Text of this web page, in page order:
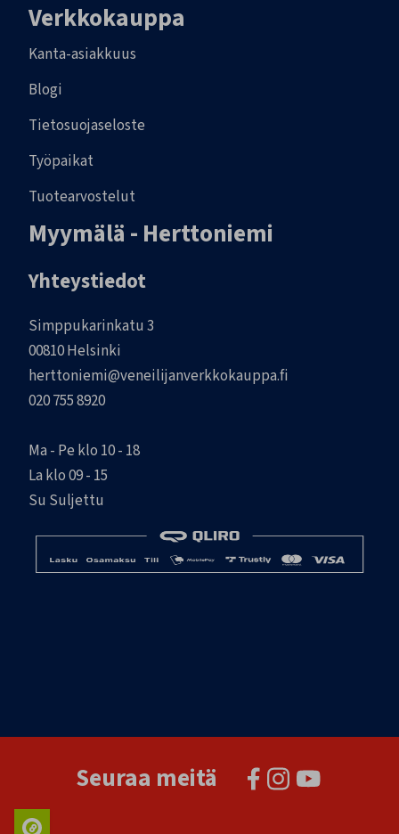
Verkkokauppa
Kanta-asiakkuus
Blogi
Tietosuojaseloste
Työpaikat
Tuotearvostelut
Myymälä - Herttoniemi
Yhteystiedot
Simppukarinkatu 3
00810 Helsinki
herttoniemi@veneilijanverkkokauppa.fi
020 755 8920
Ma - Pe klo 10 - 18
La klo 09 - 15
Su Suljettu
Seuraa meitä